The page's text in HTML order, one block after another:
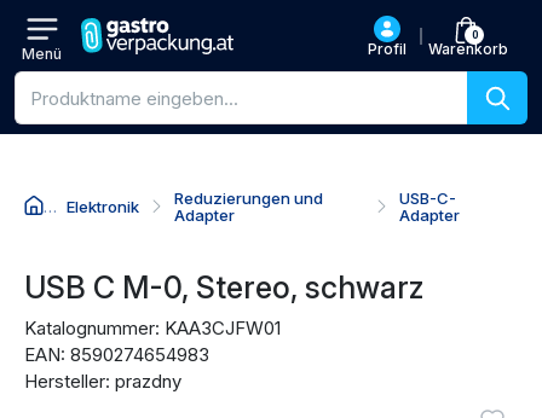
Menü Profil
0
Warenkorb
Produktsuche
Elektronik
Reduzierungen und
Adapter
USB-C-
Adapter
USB C M-0, Stereo, schwarz
Katalognummer: KAA3CJFW01
EAN: 8590274654983
Hersteller: prazdny